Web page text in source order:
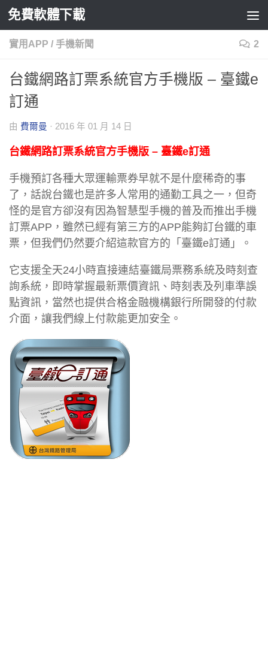
Skip to content
免費軟體下載
實用APP / 手機新聞 2
台鐵網路訂票系統官方手機版 – 臺鐵e
訂通
由 費爾曼 · 2016 年 01 月 14 日
台鐵網路訂票系統官方手機版 – 臺鐵e訂通
手機預訂各種大眾運輸票券早就不是什麼稀奇的事
了，話說台鐵也是許多人常用的通勤工具之一，但奇
怪的是官方卻沒有因為智慧型手機的普及而推出手機
訂票APP，雖然已經有第三方的APP能夠訂台鐵的車
票，但我們仍然要介紹這款官方的「臺鐵e訂通」。
它支援全天24小時直接連結臺鐵局票務系統及時刻查
詢系統，即時掌握最新票價資訊、時刻表及列車準誤
點資訊，當然也提供合格金融機構銀行所開發的付款
介面，讓我們線上付款能更加安全。